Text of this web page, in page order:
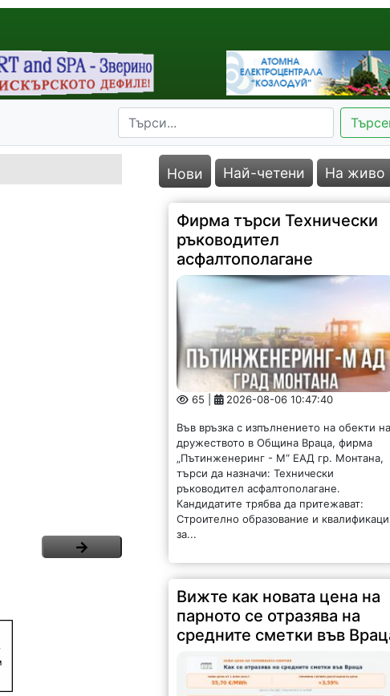
Нови Най-четени На живо
Фирма търси Технически
ръководител
асфалтополагане
65 | 2026-08-06 10:47:40
Във връзка с изпълнението на обекти
дружеството в Община Враца, фирма
„Пътинженеринг - М“ ЕАД гр. Монтана,
търси да назначи: Технически
ръководител асфалтополагане.
Кандидатите трябва да притежават:
Строително образование и
за...
Вижте как новата цена на
парното се отразява на
средните сметки във